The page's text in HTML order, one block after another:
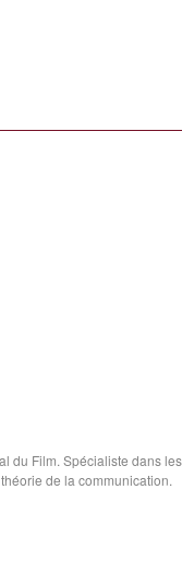
du Film. Spécialiste dans
de la communication.